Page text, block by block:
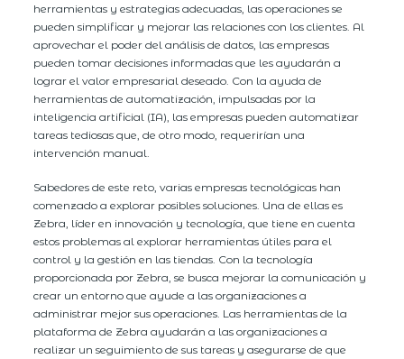
herramientas y estrategias adecuadas, las operaciones se
pueden simplificar y mejorar las relaciones con los clientes. Al
aprovechar el poder del análisis de datos, las empresas
pueden tomar decisiones informadas que les ayudarán a
lograr el valor empresarial deseado. Con la ayuda de
herramientas de automatización, impulsadas por la
inteligencia artificial (IA), las empresas pueden automatizar
tareas tediosas que, de otro modo, requerirían una
intervención manual.
Sabedores de este reto, varias empresas tecnológicas han
comenzado a explorar posibles soluciones. Una de ellas es
Zebra, líder en innovación y tecnología, que tiene en cuenta
estos problemas al explorar herramientas útiles para el
control y la gestión en las tiendas. Con la tecnología
proporcionada por Zebra, se busca mejorar la comunicación y
crear un entorno que ayude a las organizaciones a
administrar mejor sus operaciones. Las herramientas de la
plataforma de Zebra ayudarán a las organizaciones a
realizar un seguimiento de sus tareas y asegurarse de que